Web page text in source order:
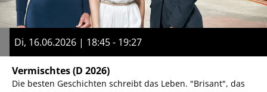
Di, 16.06.2026 | 18:45 - 19:27
Vermischtes(D 2026)
Die besten Geschichten schreibt das Leben. "Brisant", das